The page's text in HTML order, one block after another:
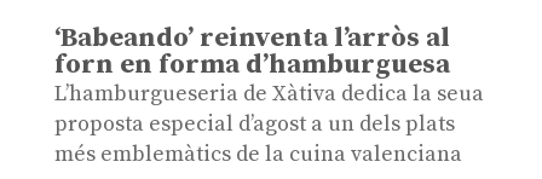
‘Babeando’ reinventa l’arròs al
forn en forma d’hamburguesa
L’hamburgueseria de Xàtiva dedica la seua
proposta especial d’agost a un dels plats
més emblemàtics de la cuina valenciana